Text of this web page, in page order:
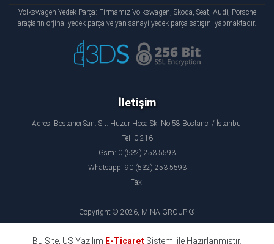
Volkswagen Yedek Parça: Firmamız Volkswagen, Skoda, Seat, Audi, Porsche
araçların orjinal yedek parça ve yan sanayi yedek parça satışını yapmaktadır.
İletişim
Adres: Bostancı San. Sit. Huzur Hoca Sk. No:58 Bostancı / İstanbul
Tel: 0 216
Gsm: 0 (532) 253 5593
Whatsapp: 90 (532) 253 5593
Fax:
Copyright © 2026, MİNA GROUP ®
Bu Site, US Yazılım E-Ticaret Sistemi ile Hazırlanmıştır.